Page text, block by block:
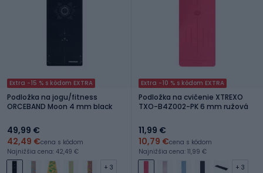
Extra -15 % s kódom EXTRA
Podložka na jogu/fitness
ORCEBAND Moon 4 mm black
49,99 €
42,49 €cena s kódom
Najnižšia cena: 42,49 €
+ 3
Extra -10 % s kódom EXTRA
Podložka na cvičenie XTREXO
TXO-B4Z002-PK 6 mm ružová
11,99 €
10,79 €cena s kódom
Najnižšia cena: 11,99 €
+ 3